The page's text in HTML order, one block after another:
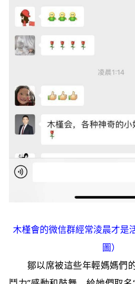
木槿會的微信群經常淩晨才是
圖）
鄒以席被這些年輕媽媽們的